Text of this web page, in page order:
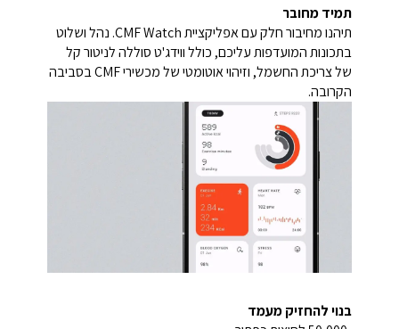
תמיד מחובר
תיהנו מחיבור חלק עם אפליקציית CMF Watch. נהל ושלוט
בתכונות המועדפות עליכם, כולל ווידג'ט סוללה לניטור קל
של צריכת החשמל, וזיהוי אוטומטי של מכשירי CMF בסביבה
הקרובה.
בנוי להחזיק מעמד